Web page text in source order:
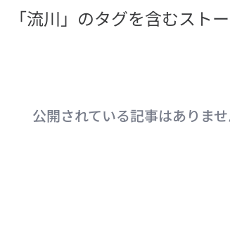
「流川」のタグを含むスト
公開されている記事はありませ